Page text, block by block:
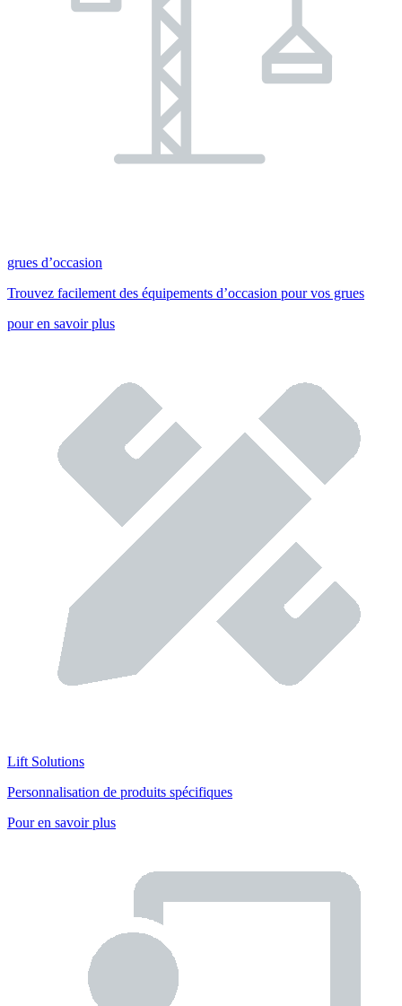
grues d’occasion
Trouvez facilement des équipements d’occasion pour vos grues
pour en savoir plus
Lift Solutions
Personnalisation de produits spécifiques
Pour en savoir plus